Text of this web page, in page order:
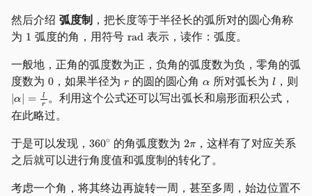
然后介绍 弧度制 ，把长度等于半径长的弧所对的圆心角称
为
弧度的角，用符号
表示，读作：弧度。
一般地，正角的弧度数为正，负角的弧度数为负，零角的弧
度数为
，如果半径为 的圆的圆心角 所对弧长为 ，则
。利用这个公式还可以写出弧长和扇形面积公式，
在此略过。
于是可以发现，
的角弧度数为
，这样有了对应关系
之后就可以进行角度值和弧度制的转化了。
考虑一个角，将其终边再旋转一周，甚至多周，始边位置不